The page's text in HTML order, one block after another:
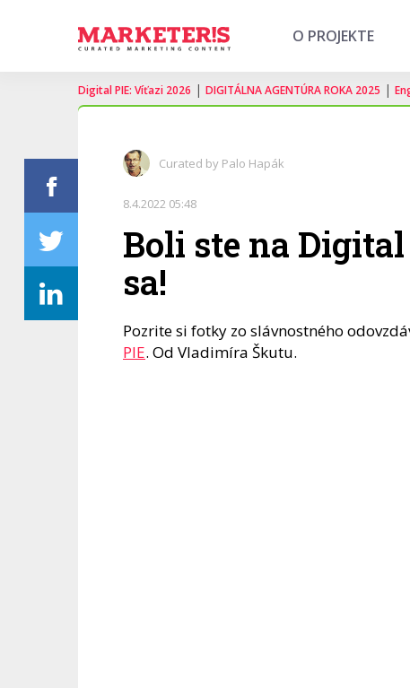
O PROJEKTE
Digital PIE: Víťazi 2026 | DIGITÁLNA AGENTÚRA ROKA 2025 |
Curated by Palo Hapák
8.4.2022 05:48
Boli ste na
sa!
Pozrite si fotky zo slávnostného
PIE. Od Vladimíra Škutu.